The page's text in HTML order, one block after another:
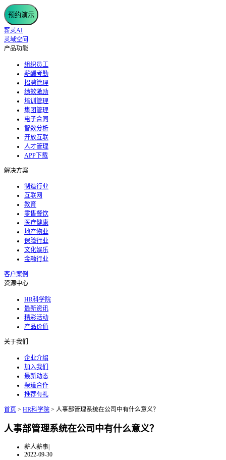
预约演示
薪灵AI
灵域空间
产品功能
组织员工
薪酬考勤
招聘管理
绩效激励
培训管理
集团管理
电子合同
智数分析
开放互联
人才管理
APP下载
解决方案
制造行业
互联网
教育
零售餐饮
医疗健康
地产物业
保险行业
文化娱乐
金融行业
客户案例
资源中心
HR科学院
最新资讯
精彩活动
产品价值
关于我们
企业介绍
加入我们
最新动态
渠道合作
推荐有礼
首页 > HR科学院 > 人事部管理系统在公司中有什么意义？
人事部管理系统在公司中有什么意义？
薪人薪事|
2022-09-30